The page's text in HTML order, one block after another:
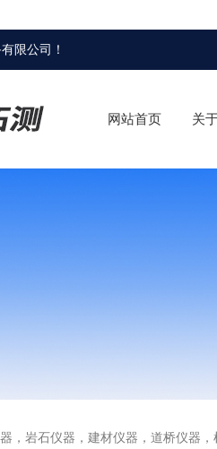
限公司 ！
网站首页 关
，岩石仪器，建材仪器，道桥仪器，检测